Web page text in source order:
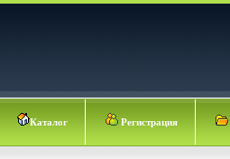
Каталог Регистрация